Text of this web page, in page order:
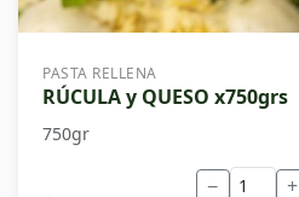
PASTA RELLENA
RÚCULA y QUESO x750grs
750gr
− +